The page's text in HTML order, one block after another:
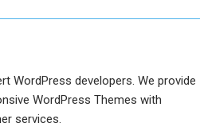
WordPress developers. We provide
WordPress Themes with
services.